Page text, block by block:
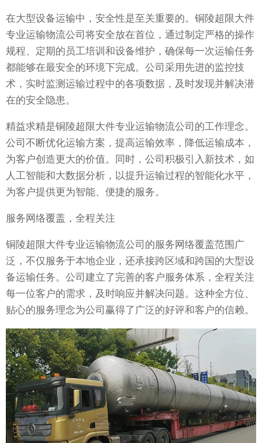
在大型设备运输中，安全性是至关重要的。铜陵超限大件
专业运输物流公司将安全放在首位，通过制定严格的操作
规程、定期的员工培训和设备维护，确保每一次运输任务
都能够在最安全的环境下完成。公司采用先进的监控技
术，实时监测运输过程中的各项数据，及时发现并解决潜
在的安全隐患。
精益求精是铜陵超限大件专业运输物流公司的工作理念。
公司不断优化运输方案，提高运输效率，降低运输成本，
为客户创造更大的价值。同时，公司积极引入新技术，如
人工智能和大数据分析，以提升运输过程的智能化水平，
为客户提供更为智能、便捷的服务。
服务网络覆盖，全程关注
铜陵超限大件专业运输物流公司的服务网络覆盖范围广
泛，不仅服务于本地企业，还承接跨区域和跨国的大型设
备运输任务。公司建立了完善的客户服务体系，全程关注
每一位客户的需求，及时响应并解决问题。这种全方位、
贴心的服务理念为公司赢得了广泛的好评和客户的信赖。